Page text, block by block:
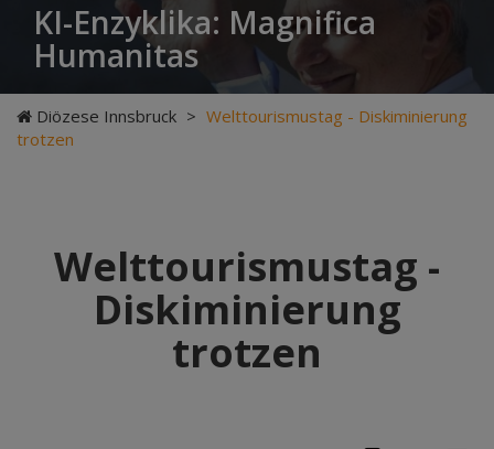
KI-Enzyklika: Magnifica
Humanitas
Diözese Innsbruck > Welttourismustag - Diskiminierung
trotzen
Welttourismustag -
Diskiminierung
trotzen